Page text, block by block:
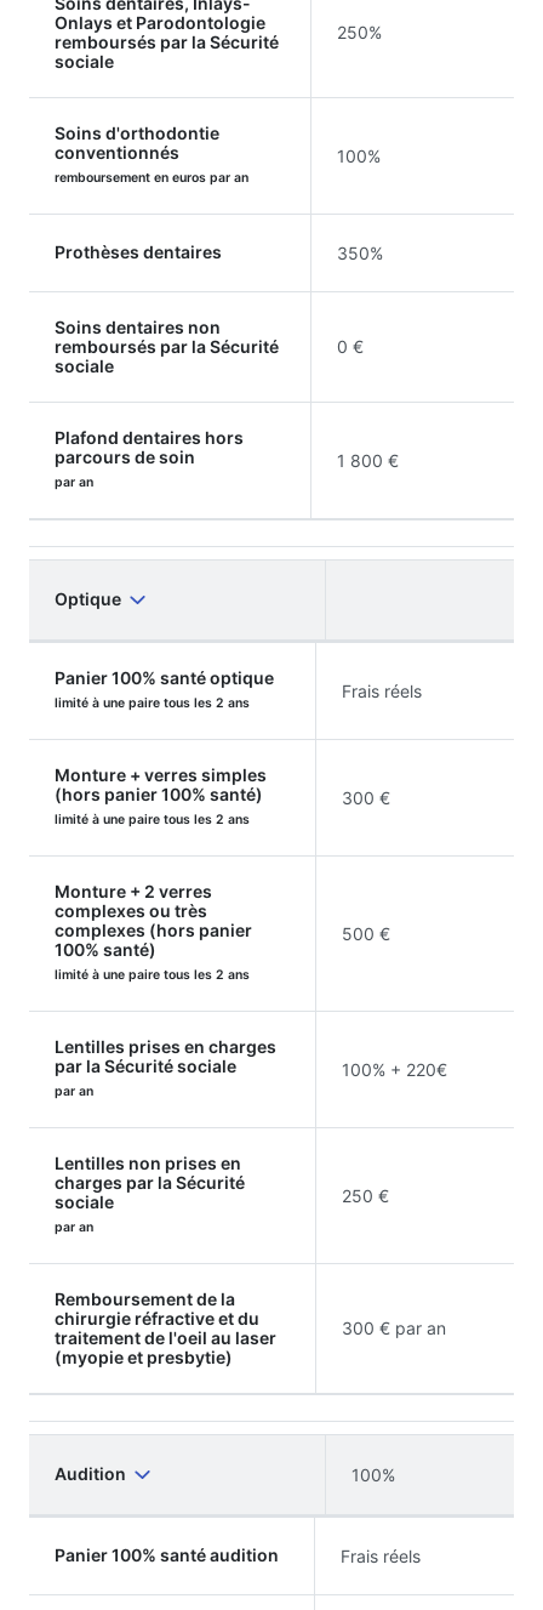
Onlays et Parodontologie
remboursés par la Sécurité
sociale
250%
Soins d'orthodontie
conventionnés
remboursement en euros par an
100%
Prothèses dentaires 350%
Soins dentaires non
remboursés par la Sécurité
sociale
0 €
Plafond dentaires hors
parcours de soin
par an
1 800 €
Optique
Panier 100% santé optique
limité à une paire tous les 2 ans
Frais réels
Monture + verres simples
(hors panier 100% santé)
limité à une paire tous les 2 ans
300 €
Monture + 2 verres
complexes ou très
complexes (hors panier
100% santé)
limité à une paire tous les 2 ans
500 €
Lentilles prises en charges
par la Sécurité sociale
par an
100% + 220€
Lentilles non prises en
charges par la Sécurité
sociale
par an
250 €
Remboursement de la
chirurgie réfractive et du
traitement de l'oeil au laser
(myopie et presbytie)
300 € par an
Audition 100%
Panier 100% santé audition Frais réels